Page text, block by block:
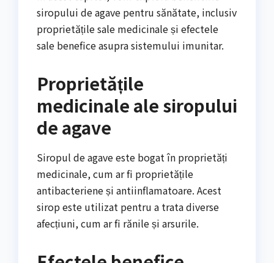
siropului de agave pentru sănătate, inclusiv
proprietățile sale medicinale și efectele
sale benefice asupra sistemului imunitar.
Proprietățile
medicinale ale siropului
de agave
Siropul de agave este bogat în proprietăți
medicinale, cum ar fi proprietățile
antibacteriene și antiinflamatoare. Acest
sirop este utilizat pentru a trata diverse
afecțiuni, cum ar fi rănile și arsurile.